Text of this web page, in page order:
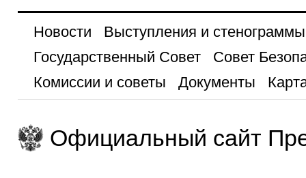
Новости
Выступления и стенограммы
Государственный Совет
Совет
Комиссии и советы
Документы
Официальный сайт